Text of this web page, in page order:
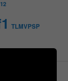
TLMVPSP